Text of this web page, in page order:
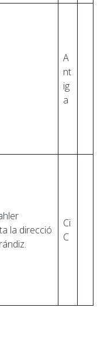
A
nt
ig
a
la direcció
Ci
C